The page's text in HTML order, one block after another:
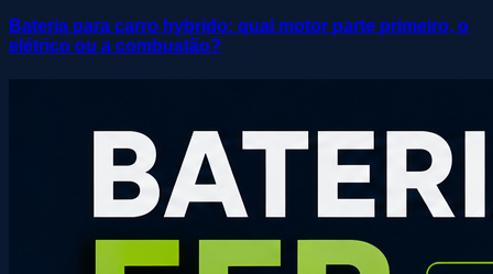
Bateria para carro hybrido: qual motor parte primeiro, o
elétrico ou a combustão?